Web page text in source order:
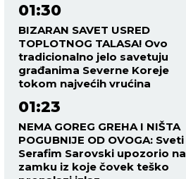
01:30
BIZARAN SAVET USRED
TOPLOTNOG TALASA! Ovo
tradicionalno jelo savetuju
građanima Severne Koreje
tokom najvećih vrućina
01:23
NEMA GOREG GREHA I NIŠTA
POGUBNIJE OD OVOGA: Sveti
Serafim Sarovski upozorio na
zamku iz koje čovek teško